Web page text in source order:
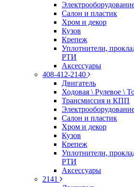
Салон и пластик
Хром и декор
Кузов
Крепеж
Уплотнители,
РТИ
Аксессуары
408-412-2140
Двигатель
Ходовая \ Рулевое \
Трансмиссия и КПП
Салон и пластик
Хром и декор
Кузов
Крепеж
Уплотнители,
РТИ
Аксессуары
2141